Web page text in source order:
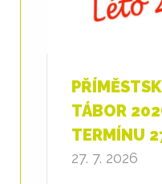
TÁBOR
TERMÍNU
27. 7. 2026